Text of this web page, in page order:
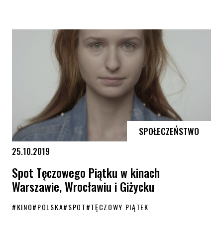
SPOŁECZEŃSTWO
25.10.2019
Spot Tęczowego Piątku w kinach
Warszawie, Wrocławiu i Giżycku
#KINO#POLSKA#SPOT#TĘCZOWY PIĄTEK